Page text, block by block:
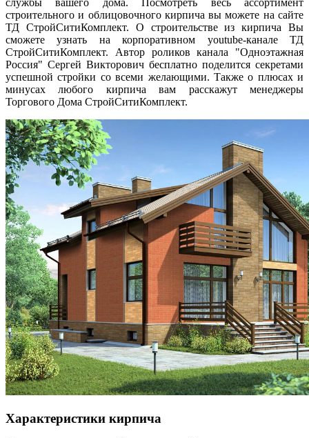
строительного и облицовочного кирпича вы можете на сайте
ТД СтройСитиКомплект. О строительстве из кирпича Вы
сможете узнать на корпоративном youtube-канале ТД
СтройСитиКомплект. Автор роликов канала "Одноэтажная
Россия" Сергей Викторович бесплатно поделится секретами
успешной стройки со всеми желающими. Также о плюсах и
минусах любого кирпича вам расскажут менеджеры
Торгового Дома СтройСитиКомплект.
Характеристики кирпича